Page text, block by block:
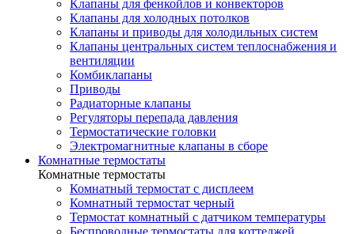
Клапаны для фенкойлов и конвекторов
Клапаны для холодных потолков
Клапаны и приводы для холодильных систем
Клапаны центральных систем теплоснабжения и
вентиляции
Комбиклапаны
Приводы
Радиаторные клапаны
Регуляторы перепада давления
Термостатические головки
Электромагнитные клапаны в сборе
Комнатные термостаты
Комнатные термостаты
Комнатный термостат с дисплеем
Комнатный термостат черный
Термостат комнатный с датчиком температуры
Беспроводные термостаты для коттеджей